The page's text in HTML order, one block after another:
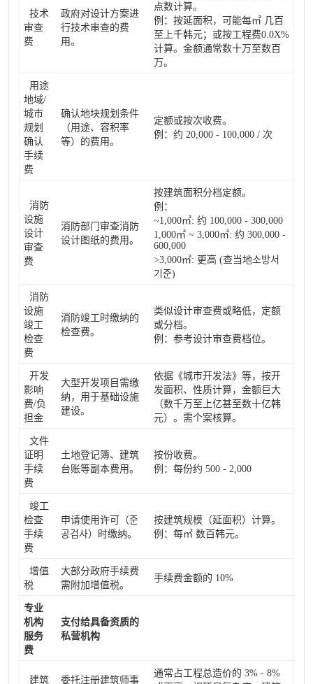
技术
审查
费
政府对设计方案进
行技术审查的费
用。
点数计算。
例：按延面积，可能每㎡ 几百
至上千韩元；或按工程费0.0X%
计算。金额通常数十万至数百
万。
用途
地域/
城市
规划
确认
手续
费
确认地块规划条件
（用途、容积率
等）的费用。
定额或按次收费。
例：约 20,000 - 100,000 / 次
消防
设施
设计
审查
费
消防部门审查消防
设计图纸的费用。
按建筑面积分档定额。
例：
~1,000㎡: 约 100,000 - 300,000
1,000㎡ ~ 3,000㎡: 约 300,000 -
600,000
>3,000㎡: 更高 (查当地소방서
기준)
消防
设施
竣工
检查
费
消防竣工时缴纳的
检查费。
类似设计审查费或略低，定额
或分档。
例：参考设计审查费档位。
开发
影响
费/负
担金
大型开发项目需缴
纳，用于基础设施
建设。
依据《城市开发法》等，按开
发面积、性质计算，金额巨大
（数千万至上亿甚至数十亿韩
元）。需个案核算。
文件
证明
手续
费
土地登记簿、建筑
台账等副本费用。
按份收费。
例：每份约 500 - 2,000
竣工
检查
手续
费
申请使用许可（준
공검사）时缴纳。
按建筑规模（延面积）计算。
例：每㎡ 数百韩元。
增值
税
大部分政府手续费
需附加增值税。
手续费金额的 10%
专业
机构
服务
费
支付给具备资质的
私营机构
建筑 委托注册建筑师事
通常占工程总造价的 3% - 8%